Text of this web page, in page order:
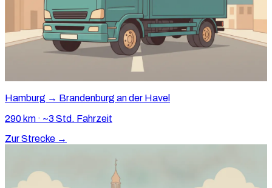
Hamburg → Brandenburg an der Havel
290 km · ~3 Std. Fahrzeit
Zur Strecke →